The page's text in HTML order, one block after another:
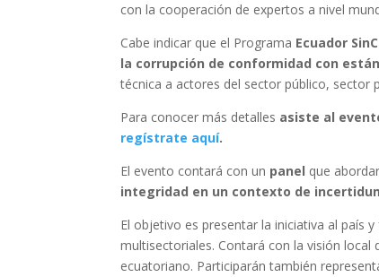
con la cooperación de expertos a nivel
Cabe indicar que el Programa Ecuador
la corrupción de conformidad con
técnica a actores del sector público, sector
Para conocer más detalles asiste al
regístrate aquí.
El evento contará con un panel que
integridad en un contexto de
El objetivo es presentar la iniciativa al país
multisectoriales. Contará con la visión
ecuatoriano. Participarán también